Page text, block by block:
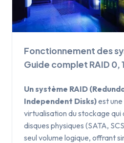
Fonctionnement des
Guide complet RAID 0,
Un système RAID
Independent Disks)est
virtualisation du stockage qui
disques physiques (SATA,
seul volume logique, offrant